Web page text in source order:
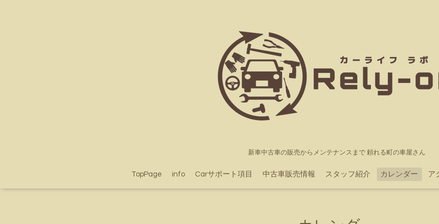
新車中古車の販売からメンテナンスまで 頼れる町の車屋さん
TopPage info Carサポート項目 中古車販売情報 スタッフ紹介 カレンダー ア